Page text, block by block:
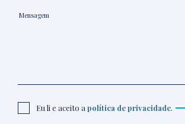
Eu li e aceito a política de privacidade.